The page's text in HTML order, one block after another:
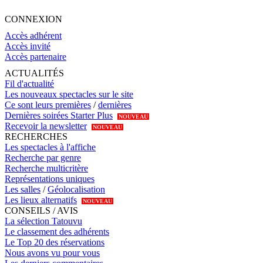
CONNEXION
Accès adhérent
Accès invité
Accès partenaire
ACTUALITÉS
Fil d'actualité
Les nouveaux spectacles sur le site
Ce sont leurs premières /dernières
Dernières soirées Starter Plus
NOUVEAU
Recevoir la newsletter NOUVEAU
RECHERCHES
Les spectacles à l'affiche
Recherche par genre
Recherche multicritère
Représentations uniques
Les salles /Géolocalisation
Les lieux alternatifs
NOUVEAU
CONSEILS / AVIS
La sélection Tatouvu
Le classement des adhérents
Le Top 20 des réservations
Nous avons vu pour vous